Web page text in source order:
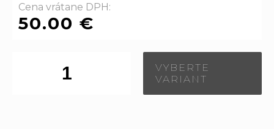
Cena vrátane DPH:
50.00 €
VYBERTE
VARIANT